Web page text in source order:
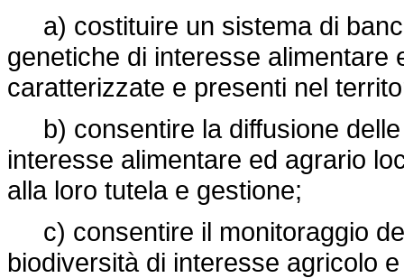
a) costituire un sistema di
genetiche di interesse alimentare
caratterizzate e presenti nel
b) consentire la diffusione delle
interesse alimentare ed agrario
alla loro tutela e gestione;
c) consentire il monitoraggio
biodiversità di interesse agricolo